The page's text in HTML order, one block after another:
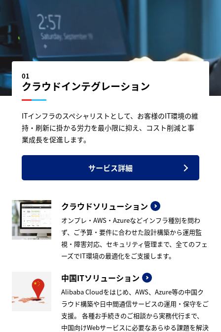
01
クラウドインテグレーション
ITインフラのスペシャリストとして、お客様のIT環境の維
持・刷新に掛かる労力を最小限に抑え、コスト削減と事
業成長を促進します。
サービス詳細
クラウドソリューション
オンプレ・AWS・Azureなどインフラ種別を問わ
ず、ご予算・要件に合わせた設計構築から運用監
視・障害対応、セキュリティ管理まで、全てのフェ
ーズでIT環境の最適化をご支援します。
中国ITソリューション
Alibaba Cloudをはじめ、AWS、Azure等の中国ク
ラウド構築や日中間通信サービスの運用・保守をご
支援。 各種お手続きのご相談から実務代行まで、
中国向けWebサービスに必要なあらゆる課題を解決